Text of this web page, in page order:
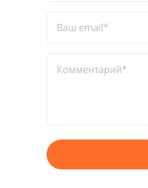
Ваш email*
Комментарий*